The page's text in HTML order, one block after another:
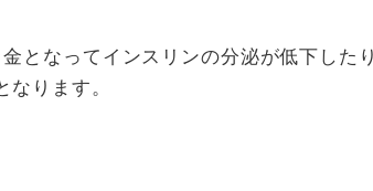
となってインスリンの分泌が低下した
ります。